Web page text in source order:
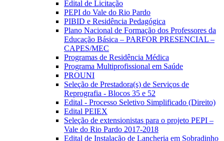
Edital de Licitação
PEPI do Vale do Rio Pardo
PIBID e Residência Pedagógica
Plano Nacional de Formação dos Professores da
Educação Básica – PARFOR PRESENCIAL –
CAPES/MEC
Programas de Residência Médica
Programa Multiprofissional em Saúde
PROUNI
Seleção de Prestadora(s) de Serviços de
Reprografia - Blocos 35 e 52
Edital - Processo Seletivo Simplificado (Direito)
Edital PEIEX
Seleção de extensionistas para o projeto PEPI –
Vale do Rio Pardo 2017-2018
Edital de Instalação de Lancheria em Sobradinho